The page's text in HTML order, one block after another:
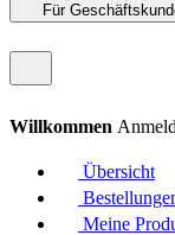
Für
Willkommen
Übersicht
Meine